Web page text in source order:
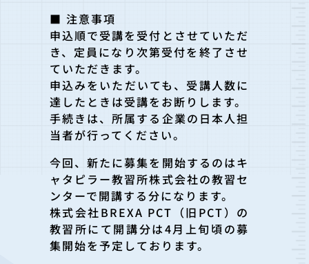
■ 注意事項
申込順で受講を受付とさせていただ
き、定員になり次第受付を終了させ
ていただきます。
申込みをいただいても、受講人数に
達したときは受講をお断りします。
手続きは、所属する企業の日本人担
当者が行ってください。
今回、新たに募集を開始するのはキ
ャタピラー教習所株式会社の教習セ
ンターで開講する分になります。
株式会社BREXA PCT（旧PCT）の
教習所にて開講分は4月上旬頃の募
集開始を予定しております。